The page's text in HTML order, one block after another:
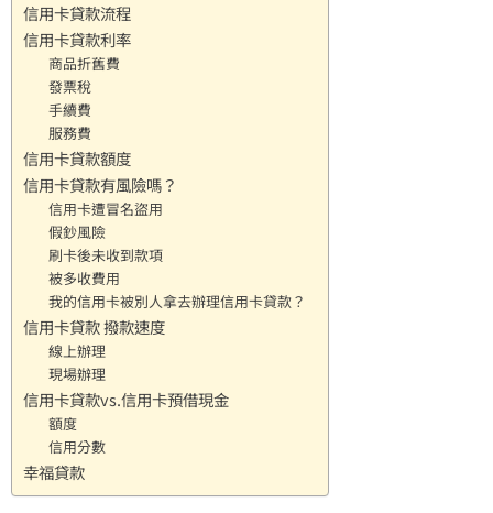
信用卡貸款流程
信用卡貸款利率
商品折舊費
發票稅
手續費
服務費
信用卡貸款額度
信用卡貸款有風險嗎？
信用卡遭冒名盜用
假鈔風險
刷卡後未收到款項
被多收費用
我的信用卡被別人拿去辦理信用卡貸款？
信用卡貸款 撥款速度
線上辦理
現場辦理
信用卡貸款vs.信用卡預借現金
額度
信用分數
幸福貸款